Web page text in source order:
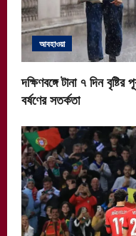
আবহাওয়া
দক্ষিণবঙ্গে টানা ৭ দিন
বর্ষণের সতর্কতা